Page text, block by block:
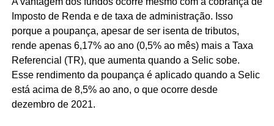
Imposto de Renda e de taxa de administração. Isso
porque a poupança, apesar de ser isenta de tributos,
rende apenas 6,17% ao ano (0,5% ao mês) mais a Taxa
Referencial (TR), que aumenta quando a Selic sobe.
Esse rendimento da poupança é aplicado quando a Selic
está acima de 8,5% ao ano, o que ocorre desde
dezembro de 2021.